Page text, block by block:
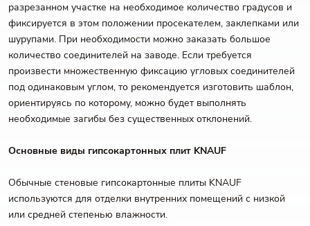
разрезанном участке на необходимое количество градусов и
фиксируется в этом положении просекателем, заклепками или
шурупами. При необходимости можно заказать большое
количество соединителей на заводе. Если требуется
произвести множественную фиксацию угловых соединителей
под одинаковым углом, то рекомендуется изготовить шаблон,
ориентируясь по которому, можно будет выполнять
необходимые загибы без существенных отклонений.
Основные виды гипсокартонных плит KNAUF
Обычные стеновые гипсокартонные плиты KNAUF
используются для отделки внутренних помещений с низкой
или средней степенью влажности.